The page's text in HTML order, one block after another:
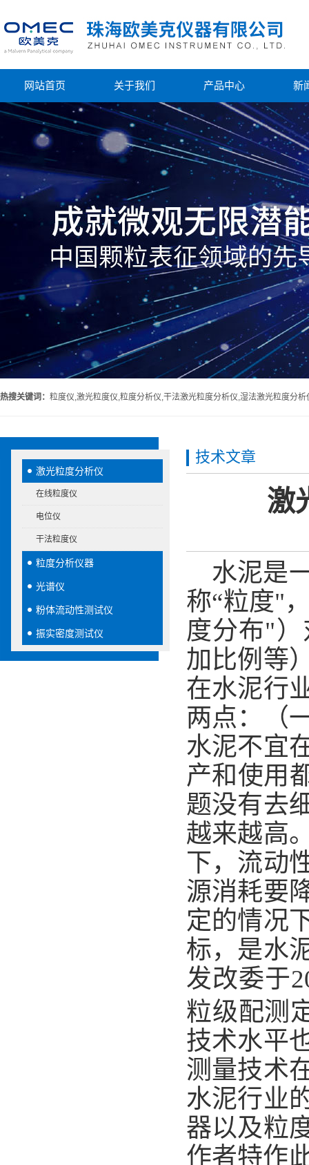
网站首页 关于我们 产品中心 新
热搜关键词： 粒度仪,激光粒度仪,粒度分析仪,干法激光粒度分析仪,湿法激光粒度分析
激光粒度分析仪
在线粒度仪
电位仪
干法粒度仪
粒度分析仪器
光谱仪
粉体流动性测试仪
振实密度测试仪
技术文章
激
水泥是
称“粒度"
度分布"
加比例等
在水泥行
两点：（
水泥不宜
产和使用
题没有去
越来越高
下，流动
源消耗要
定的情况
标，是水
发改委于
粒级配测
技术水平
测量技术
水泥行业
器以及粒
作者特作